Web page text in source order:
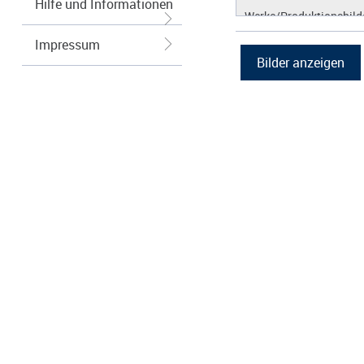
Hilfe und Informationen
Impressum
Werke/
Grafiken